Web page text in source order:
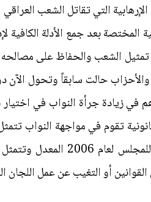
التي تقاتل الشعب
بعد جمع الأدلة الكافية
الشعب والحفاظ على
والأحزاب حالت سابقاً وتحول الآن
في زيادة جرأة النواب في
تقوم في مواجهة النواب
مجلس النواب العراقي رقم (50)
أو التغيب عن عمل اللجان